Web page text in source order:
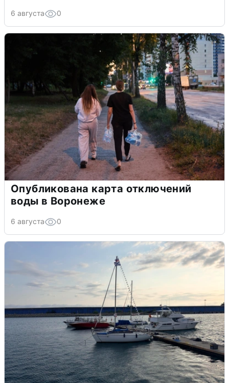
6 августа 0
Опубликована карта отключений
воды в Воронеже
6 августа 0